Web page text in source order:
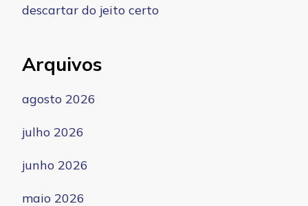
descartar do jeito certo
Arquivos
agosto 2026
julho 2026
junho 2026
maio 2026